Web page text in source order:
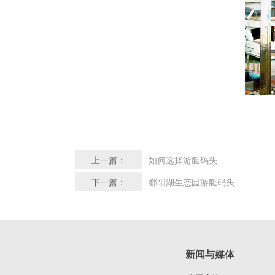
上一篇：
如何选择游艇码头
下一篇：
鄱阳湖生态园游艇码头
新闻与媒体